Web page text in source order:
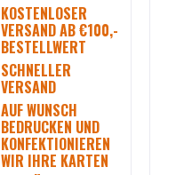
KOSTENLOSER
VERSAND AB €100,-
BESTELLWERT
SCHNELLER
VERSAND
AUF WUNSCH
BEDRUCKEN UND
KONFEKTIONIEREN
WIR IHRE KARTEN